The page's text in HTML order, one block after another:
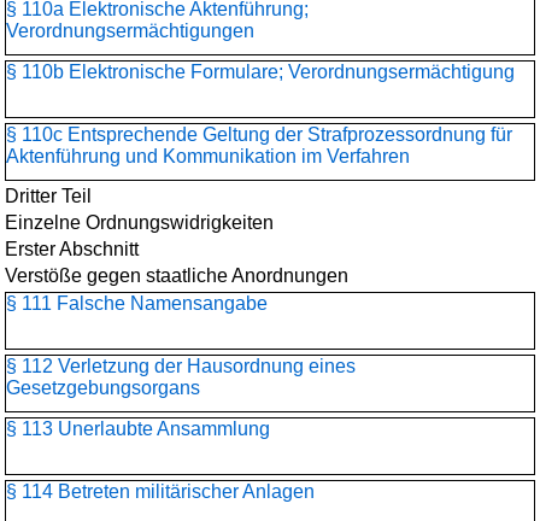
§ 110a Elektronische Aktenführung;
Verordnungsermächtigungen
§ 110b Elektronische Formulare; Verordnungsermächtigung
§ 110c Entsprechende Geltung der Strafprozessordnung für
Aktenführung und Kommunikation im Verfahren
Dritter Teil
Einzelne Ordnungswidrigkeiten
Erster Abschnitt
Verstöße gegen staatliche Anordnungen
§ 111 Falsche Namensangabe
§ 112 Verletzung der Hausordnung eines
Gesetzgebungsorgans
§ 113 Unerlaubte Ansammlung
§ 114 Betreten militärischer Anlagen